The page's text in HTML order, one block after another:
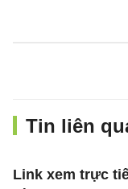
Tin liên
Link xem trực